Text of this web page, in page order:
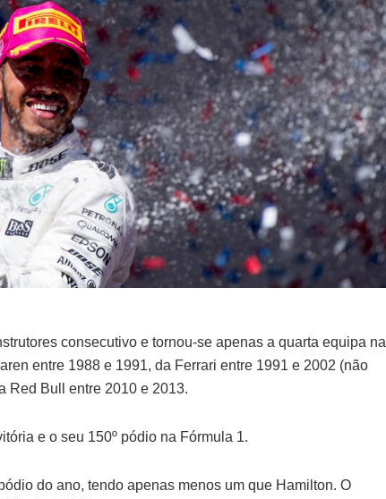
consecutivo e tornou-se apenas a quarta equipa na
entre 1988 e 1991, da Ferrari entre 1991 e 2002 (não
Red Bull entre 2010 e 2013.
e o seu 150º pódio na Fórmula 1.
do ano, tendo apenas menos um que Hamilton. O